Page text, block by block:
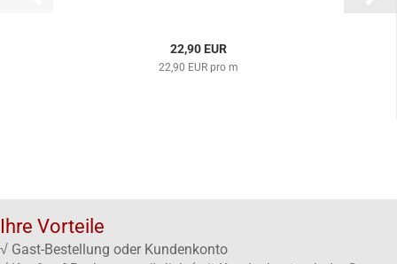
22,90 EUR
22,90 EUR pro m
Ihre Vorteile
√ Gast-Bestellung oder Kundenkonto